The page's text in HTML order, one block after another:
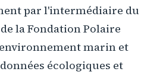
par l'intermédiaire du
la Fondation Polaire
marin et
écologiques et